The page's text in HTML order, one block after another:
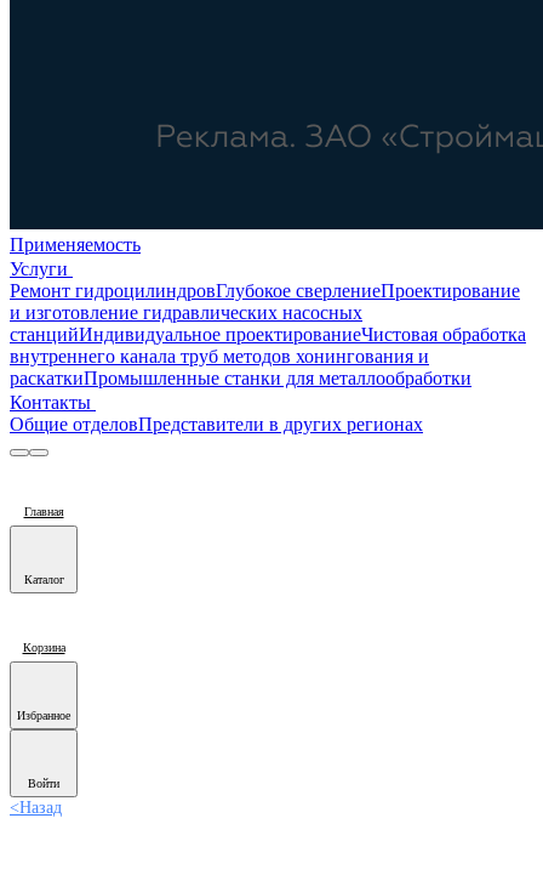
Применяемость
Услуги
Ремонт гидроцилиндровГлубокое сверлениеПроектирование
и изготовление гидравлических насосных
станцийИндивидуальное проектированиеЧистовая обработка
внутреннего канала труб методов хонингования и
раскаткиПромышленные станки для металлообработки
Контакты
Общие отделовПредставители в других регионах
Главная
Каталог
Корзина
Избранное
Войти
<Назад